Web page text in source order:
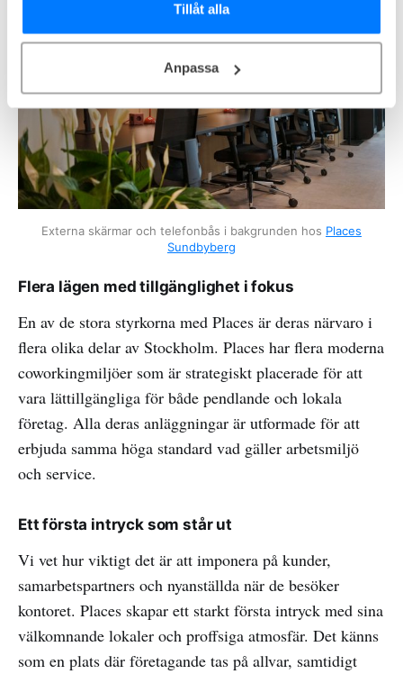
Tillåt alla
Anpassa
Externa skärmar och telefonbås i bakgrunden hos Places
Sundbyberg
Flera lägen med tillgänglighet i fokus
En av de stora styrkorna med Places är deras närvaro i
flera olika delar av Stockholm. Places har flera moderna
coworkingmiljöer som är strategiskt placerade för att
vara lättillgängliga för både pendlande och lokala
företag. Alla deras anläggningar är utformade för att
erbjuda samma höga standard vad gäller arbetsmiljö
och service.
Ett första intryck som står ut
Vi vet hur viktigt det är att imponera på kunder,
samarbetspartners och nyanställda när de besöker
kontoret. Places skapar ett starkt första intryck med sina
välkomnande lokaler och proffsiga atmosfär. Det känns
som en plats där företagande tas på allvar, samtidigt